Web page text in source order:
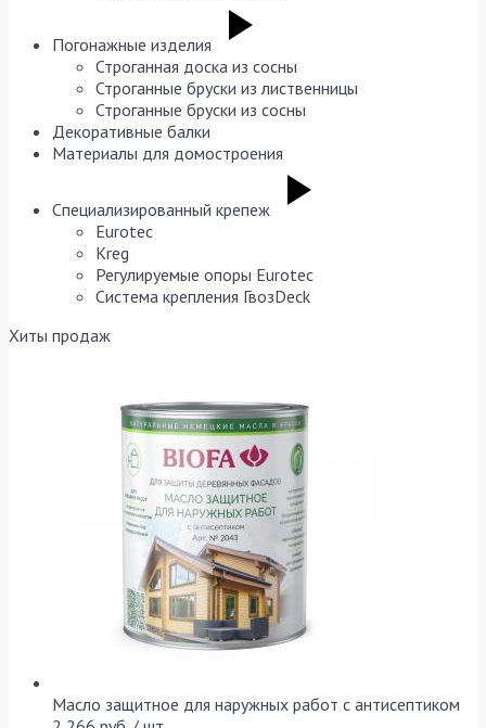
Погонажные изделия
Строганная доска из сосны
Строганные бруски из лиственницы
Строганные бруски из сосны
Декоративные балки
Материалы для домостроения
Специализированный крепеж
Eurotec
Kreg
Регулируемые опоры Eurotec
Система крепления ГвозDeck
Хиты продаж
Масло защитное для наружных работ с антисептиком